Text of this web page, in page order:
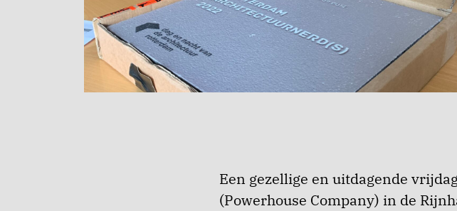
Een gezellige en uitdagende
(Powerhouse Company) in de